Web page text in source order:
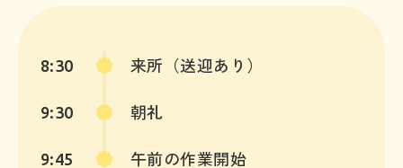
8:30 来所（送迎あり）
9:30 朝礼
9:45
午前の作業開始